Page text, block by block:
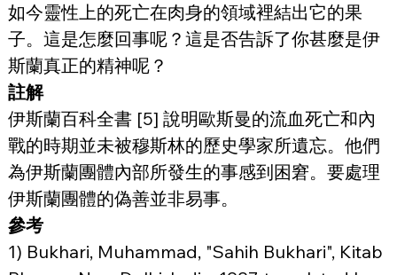
如今靈性上的死亡在肉身的領域裡結出它的果
子。這是怎麼回事呢？這是否告訴了你甚麼是伊
斯蘭真正的精神呢？
註解
伊斯蘭百科全書 [5] 說明歐斯曼的流血死亡和內
戰的時期並未被穆斯林的歷史學家所遺忘。他們
為伊斯蘭團體內部所發生的事感到困窘。要處理
伊斯蘭團體的偽善並非易事。
參考
1) Bukhari, Muhammad, "Sahih Bukhari", Kitab